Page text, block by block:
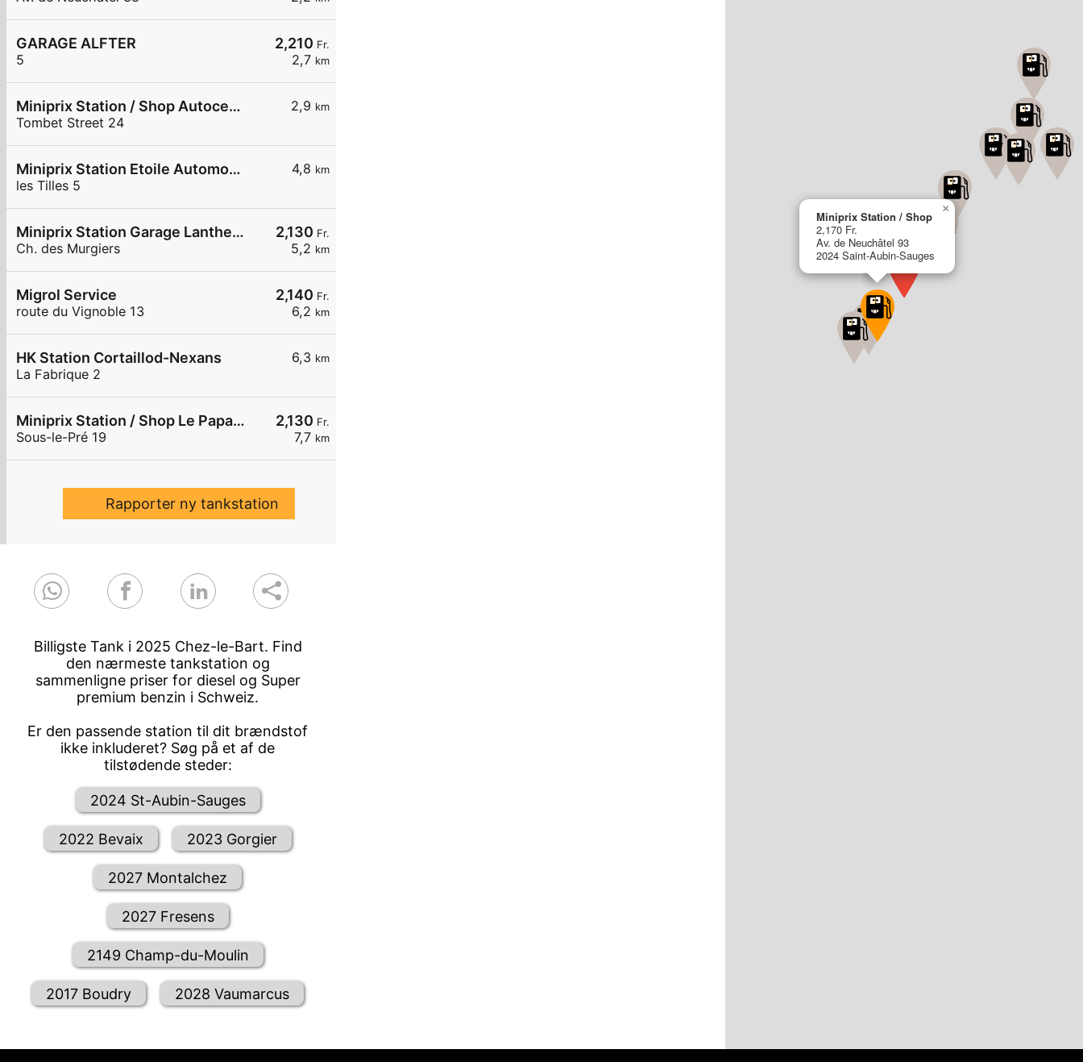
2,210 Fr.
2,7 km
GARAGE ALFTER
5
2,9 km
Miniprix Station / Shop Autocentre Peseux SA
Tombet Street 24
4,8 km
Miniprix Station Etoile Automobile SA
les Tilles 5
2,130 Fr.
5,2 km
Miniprix Station Garage Lanthemann
Ch. des Murgiers
2,140 Fr.
6,2 km
Migrol Service
route du Vignoble 13
6,3 km
HK Station Cortaillod-Nexans
La Fabrique 2
2,130 Fr.
7,7 km
Miniprix Station / Shop Le Papaluna Shop
Sous-le-Pré 19
Rapporter ny tankstation
Billigste Tank i 2025 Chez-le-Bart. Find
den nærmeste tankstation og
sammenligne priser for diesel og Super
premium benzin i Schweiz.
Er den passende station til dit brændstof
ikke inkluderet? Søg på et af de
tilstødende steder:
2024 St-Aubin-Sauges
2022 Bevaix 2023 Gorgier
2027 Montalchez
2027 Fresens
2149 Champ-du-Moulin
2017 Boudry 2028 Vaumarcus
Miniprix Station / Shop
2,170 Fr.
Av. de Neuchâtel 93
2024 Saint-Aubin-Sauges
×